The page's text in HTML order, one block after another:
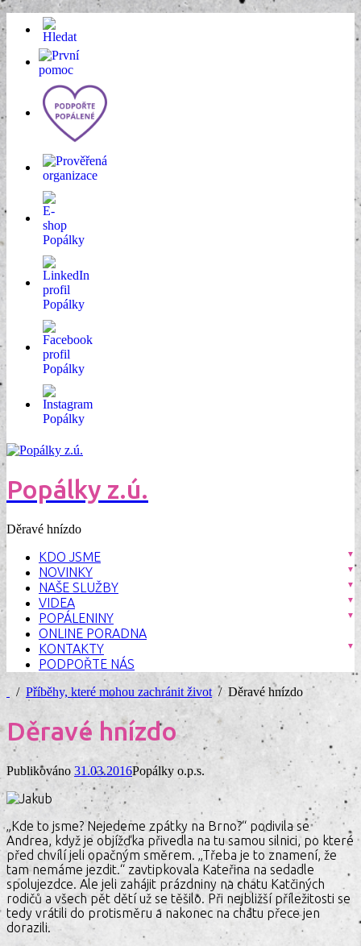
Popálky z.ú.
Děravé hnízdo
KDO JSME
NOVINKY
NAŠE SLUŽBY
VIDEA
POPÁLENINY
ONLINE PORADNA
KONTAKTY
PODPOŘTE NÁS
/ Příběhy, které mohou zachránit život / Děravé hnízdo
Děravé hnízdo
Publikováno 31.03.2016Popálky o.p.s.
„Kde to jsme? Nejedeme zpátky na Brno?“ podivila se
Andrea, když je objížďka přivedla na tu samou silnici, po které
před chvílí jeli opačným směrem. „Třeba je to znamení, že
tam nemáme jezdit.“ zavtipkovala Kateřina na sedadle
spolujezdce. Ale jeli zahájit prázdniny na chatu Katčiných
rodičů a všech pět dětí už se těšilo. Při nejbližší příležitosti se
tedy vrátili do protisměru a nakonec na chatu přece jen
dorazili.